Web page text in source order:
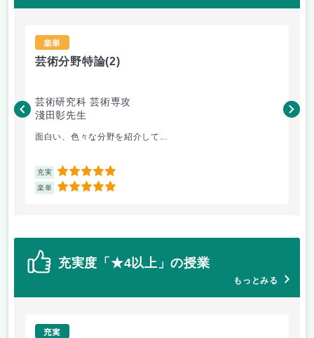
楽単
芸術分野特論(2)
芸術研究科 芸術専攻
淺田彰先生
面白い、色々な分野を紹介して...
充実 5
楽単 5
河
充実度「★4以上」の授業
もっとみる
充実